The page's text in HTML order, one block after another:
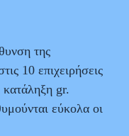
της
10 επιχειρήσεις
κατάληξη gr.
εύκολα οι